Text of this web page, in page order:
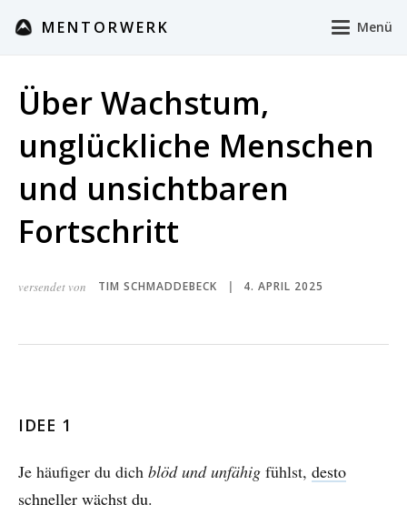
MENTORWERK Menü
Über Wachstum,
unglückliche Menschen
und unsichtbaren
Fortschritt
versendet von TIM SCHMADDEBECK 4. APRIL 2025
IDEE 1
Je häufiger du dich blöd und unfähig fühlst, desto
schneller wächst du.